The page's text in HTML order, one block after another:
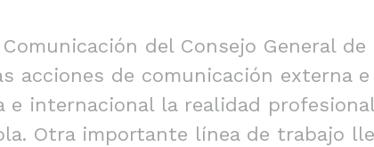
del Consejo General
acciones de comunicación externa
e internacional la realidad
Otra importante línea de trabajo